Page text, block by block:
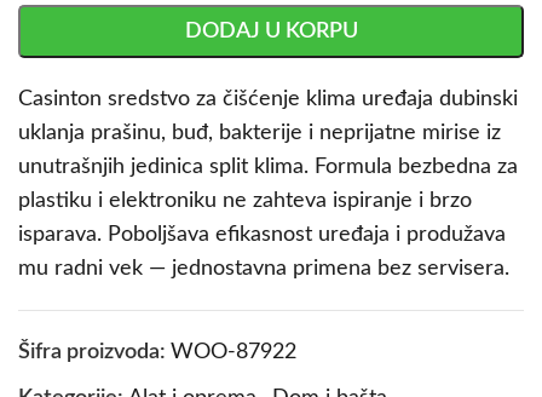
DODAJ U KORPU
Casinton sredstvo za čišćenje klima uređaja dubinski
uklanja prašinu, buđ, bakterije i neprijatne mirise iz
unutrašnjih jedinica split klima. Formula bezbedna za
plastiku i elektroniku ne zahteva ispiranje i brzo
isparava. Poboljšava efikasnost uređaja i produžava
mu radni vek — jednostavna primena bez servisera.
Šifra proizvoda: WOO-87922